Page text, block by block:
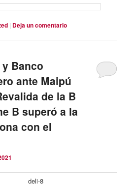
| Deja un comentario
Banco
ante Maipú
de la B
B superó a la
con el